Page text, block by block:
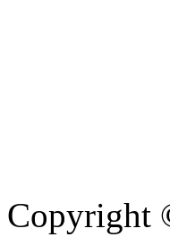
Copyright